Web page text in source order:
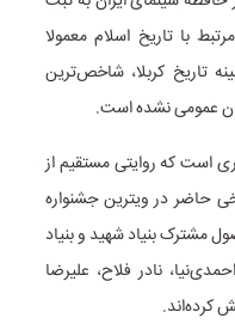
با تاریخ اسلام معمولا
تاریخ کربلا، شاخص‌ترین
عمومی نشده است.
است که روایتی مستقیم از
حاضر در ویترین جشنواره
بنیاد شهید و بنیاد
نادر فلاح، علیرضا
کرده‌اند.